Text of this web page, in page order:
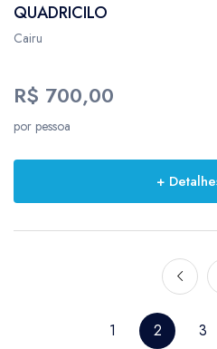
QUADRICILO
Cairu
R$ 700,00
por pessoa
+
1 2 3